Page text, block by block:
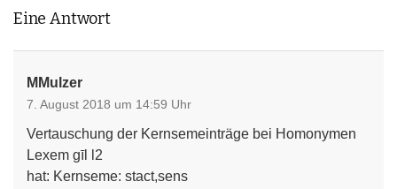
Eine Antwort
MMulzer
7. August 2018 um 14:59 Uhr
Vertauschung der Kernsemeinträge bei Homonymen
Lexem gīl l2
hat: Kernseme: stact,sens